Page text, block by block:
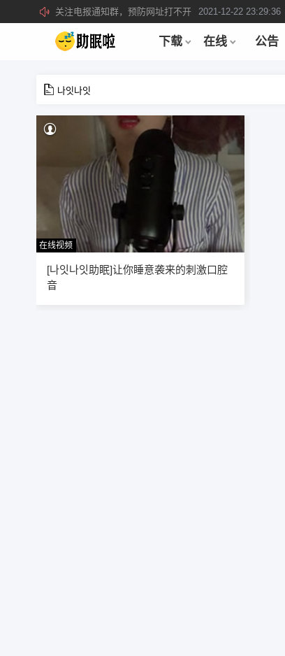
关注电报通知群，预防网址打不开
2021-12-22 23:29:36
所有注册用户记得每日来签到领取积分。
2019-04-01
下载 在线 公告
나잇나잇
在线视频
[나잇나잇助眠]让你睡意袭来的刺激口腔
音